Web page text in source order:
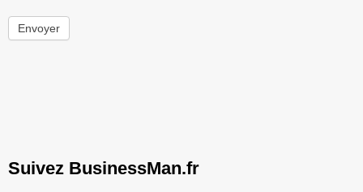
Envoyer
Suivez BusinessMan.fr